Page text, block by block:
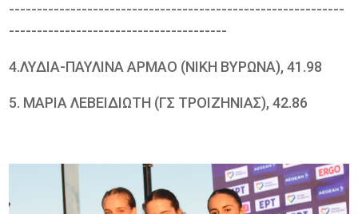
------------------------------------------------------------
---------------------------------------
4.ΛΥΔΙΑ-ΠΑΥΛΙΝΑ ΑΡΜΑΟ (ΝΙΚΗ ΒΥΡΩΝΑ), 41.98
5. ΜΑΡΙΑ ΛΕΒΕΙΔΙΩΤΗ (ΓΣ ΤΡΟΙΖΗΝΙΑΣ), 42.86